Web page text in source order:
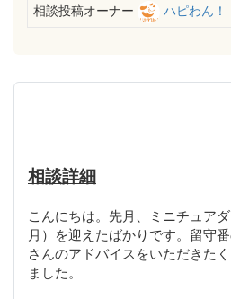
相談投稿オーナー ハピわん！
相談詳細
こんにちは。先月、ミニチュア
月）を迎えたばかりです。留守
さんのアドバイスをいただきた
ました。